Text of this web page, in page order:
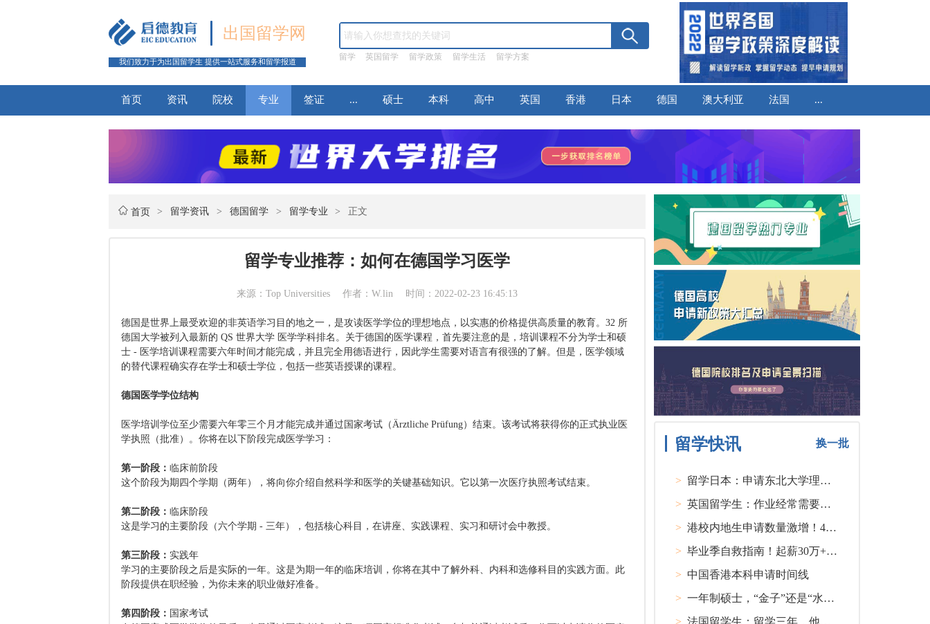
出国留学网
我们致力于为出国留学生 提供一站式服务和留学报道 留学 英国留学 留学政策 留学生活 留学方案
首页 资讯 院校 专业 签证 ... 硕士 本科 高中 英国 香港 日本 德国 澳大利亚 法国 ...
首页 > 留学资讯 > 德国留学 > 留学专业 > 正文
留学专业推荐：如何在德国学习医学
来源：Top Universities 作者：W.lin 时间：2022-02-23 16:45:13
德国是世界上最受欢迎的非英语学习目的地之一，是攻读医学学位的理想地点，以实惠的价格提供高质量的教育。32 所
德国大学被列入最新的 QS 世界大学 医学学科排名。关于德国的医学课程，首先要注意的是，培训课程不分为学士和硕
士 - 医学培训课程需要六年时间才能完成，并且完全用德语进行，因此学生需要对语言有很强的了解。但是，医学领域
的替代课程确实存在学士和硕士学位，包括一些英语授课的课程。
德国医学学位结构
医学培训学位至少需要六年零三个月才能完成并通过国家考试（Ärztliche Prüfung）结束。该考试将获得你的正式执业医
学执照（批准）。你将在以下阶段完成医学学习：
第一阶段：临床前阶段
这个阶段为期四个学期（两年），将向你介绍自然科学和医学的关键基础知识。它以第一次医疗执照考试结束。
第二阶段：临床阶段
这是学习的主要阶段（六个学期 - 三年），包括核心科目，在讲座、实践课程、实习和研讨会中教授。
第三阶段： 实践年
学习的主要阶段之后是实际的一年。这是为期一年的临床培训，你将在其中了解外科、内科和选修科目的实践方面。此
阶段提供在职经验，为你未来的职业做好准备。
第四阶段： 国家考试
留学快讯 换一批
>
留学日本：申请东北大学理工类硕士课程大多要求先获得教授内诺
>
英国留学生：作业经常需要熬夜完成
>
港校内地生申请数量激增！40人抢1学位？
>
毕业季自救指南！起薪30万+ 不愧是00后都偏爱的留学国家TOP1
> 中国香港本科申请时间线
>
一年制硕士，“金子”还是“水货”？
>
法国留学生：留学三年，他在孤独中找到内心的力量